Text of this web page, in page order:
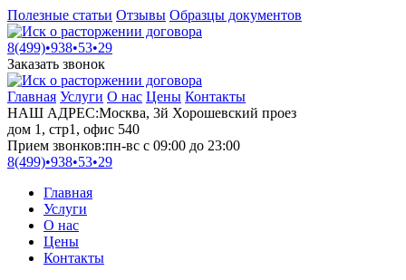
Полезные статьи Отзывы Образцы документов
8(499)•938•53•29
Заказать звонок
Главная Услуги О нас Цены Контакты
НАШ АДРЕС:Москва, 3й Хорошевский проез
дом 1, стр1, офис 540
Прием звонков:пн-вс с 09:00 до 23:00
8(499)•938•53•29
Главная
Услуги
О нас
Цены
Контакты